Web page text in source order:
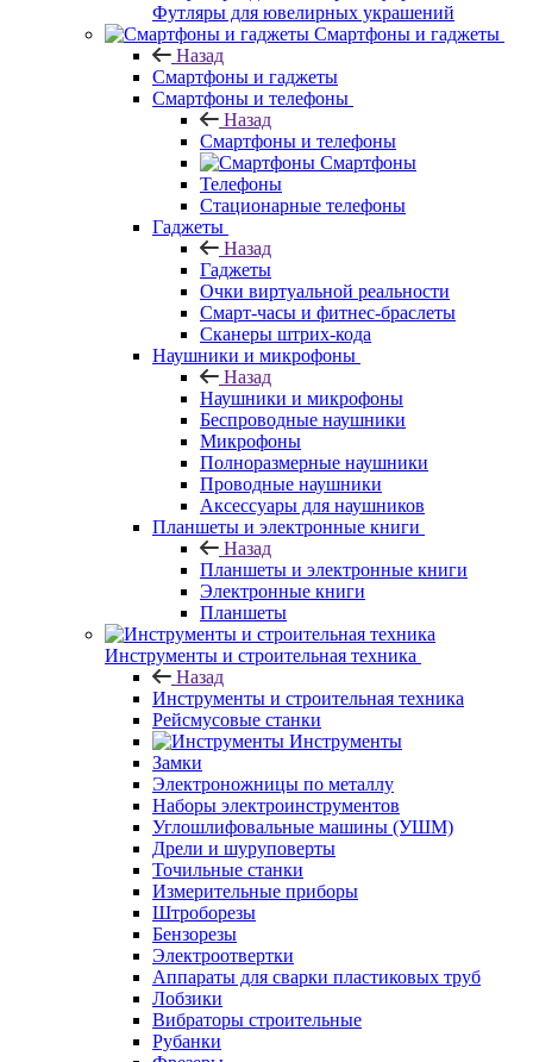
Футляры для ювелирных украшений
Смартфоны и гаджеты
Назад
Смартфоны и гаджеты
Смартфоны и телефоны
Назад
Смартфоны и телефоны
Смартфоны
Телефоны
Стационарные телефоны
Гаджеты
Назад
Гаджеты
Очки виртуальной реальности
Смарт-часы и фитнес-браслеты
Сканеры штрих-кода
Наушники и микрофоны
Назад
Наушники и микрофоны
Беспроводные наушники
Микрофоны
Полноразмерные наушники
Проводные наушники
Аксессуары для наушников
Планшеты и электронные книги
Назад
Планшеты и электронные книги
Электронные книги
Планшеты
Инструменты и строительная техника
Назад
Инструменты и строительная техника
Рейсмусовые станки
Инструменты
Замки
Электроножницы по металлу
Наборы электроинструментов
Углошлифовальные машины (УШМ)
Дрели и шуруповерты
Точильные станки
Измерительные приборы
Штроборезы
Бензорезы
Электроотвертки
Аппараты для сварки пластиковых труб
Лобзики
Вибраторы строительные
Рубанки